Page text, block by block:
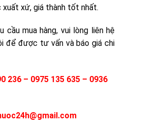
xuất xứ, giá thành tốt nhất.
cầu mua hàng, vui lòng liên hệ
để được tư vấn và báo giá chi
236 – 0975 135 635 – 0936